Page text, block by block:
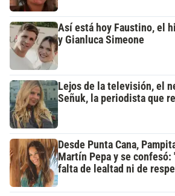
Así está hoy Faustino, el
y Gianluca Simeone
Lejos de la televisión, el
Señuk, la periodista que
Desde Punta Cana,
Martín Pepa y se confesó:
falta de lealtad ni de